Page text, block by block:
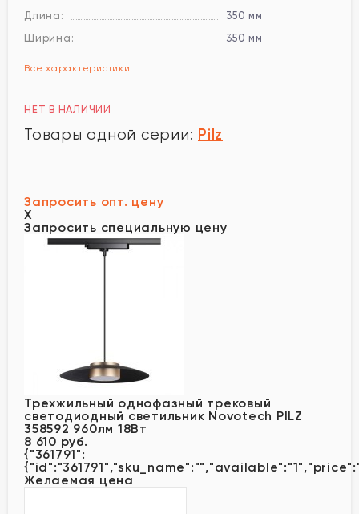
Длина:
350 мм
Ширина:
350 мм
Все характеристики
НЕТ В НАЛИЧИИ
Товары одной серии: Pilz
Запросить опт. цену
X
Запросить специальную цену
Трехжильный однофазный трековый
светодиодный светильник Novotech PILZ
358592 960лм 18Вт
8 610 руб.
{"361791":
Желаемая цена